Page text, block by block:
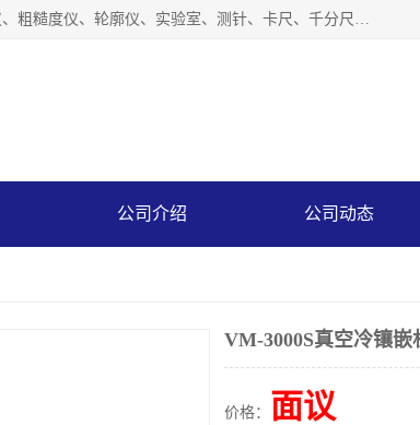
上海槿程胜宇智能科技有限公司主营产品：三坐标测量机、测高仪、影像仪、粗糙度仪、轮廓仪、实验室、测针、卡尺、千分尺、硬度计、三坐标夹具、量规、螺纹规、大理石平台、杠杆表。
公司介绍 公司动态
VM-3000S真空冷镶嵌
价格： 面议